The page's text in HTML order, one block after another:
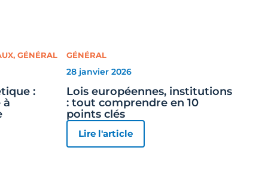
, GÉNÉRAL
:
à
GÉNÉRAL
28 janvier 2026
Lois européennes, institutions
: tout comprendre en 10
points clés
Lire l'article